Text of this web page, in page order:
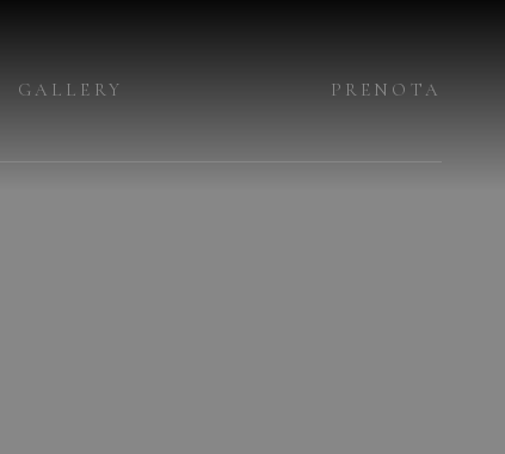
PRENOTA
GALLERY